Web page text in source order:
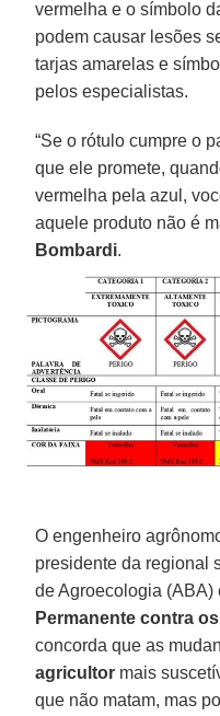
vermelha e o símbolo
podem causar lesões
tarjas amarelas e
pelos especialistas.
“Se o rótulo cumpre o
que ele promete,
vermelha pela azul,
aquele produto não é
Bombardi.
O engenheiro
presidente da regional
de Agroecologia
Permanente contra
concorda que as
agricultor mais
que não matam, mas